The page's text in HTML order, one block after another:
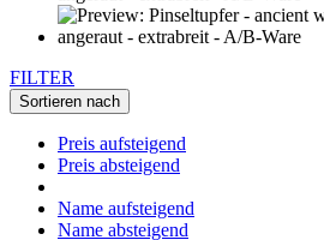
FILTER
Sortieren nach
Preis aufsteigend
Preis absteigend
Name aufsteigend
Name absteigend